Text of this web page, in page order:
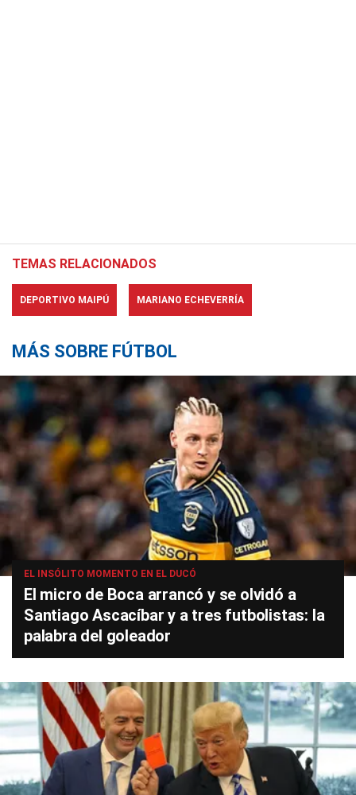
TEMAS RELACIONADOS
DEPORTIVO MAIPÚ MARIANO ECHEVERRÍA
MÁS SOBRE FÚTBOL
EL INSÓLITO MOMENTO EN EL DUCÓ
El micro de Boca arrancó y se olvidó a
Santiago Ascacíbar y a tres futbolistas: la
palabra del goleador